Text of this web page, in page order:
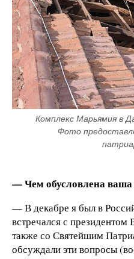
Комплекс Марьямия в
Фото
— Чем обусловлена ваша
— В декабре я был в
встречался с
также со Святейшим
обсуждали эти вопросы